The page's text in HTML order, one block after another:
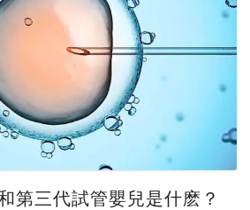
第三代試管嬰兒是什麽？